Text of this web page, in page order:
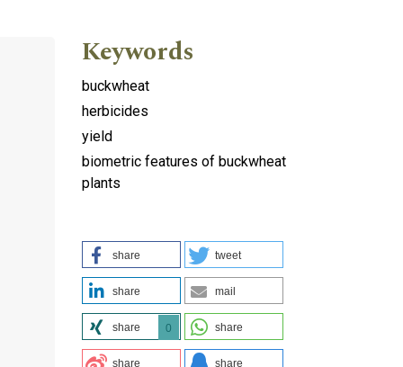
Keywords
buckwheat
herbicides
yield
biometric features of buckwheat
plants
share tweet
share mail
share 0 share
share share